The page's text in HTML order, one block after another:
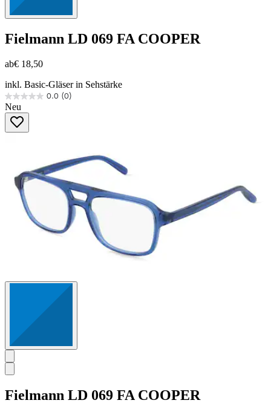
Fielmann LD 069 FA COOPER
ab€ 18,50
inkl. Basic-Gläser in Sehstärke
0.0 (0)
0.0
von
Sternen.
Neu
Fielmann LD 069 FA COOPER